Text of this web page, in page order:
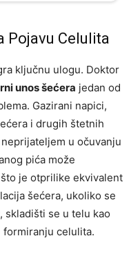
Pojavu Celulita
ključnu ulogu. Doktor
unos šećera jedan od
Gazirani napici,
i drugih štetnih
u očuvanju
pića može
je otprilike ekvivalent
šećera, ukoliko se
skladišti se u telu kao
formiranju celulita.